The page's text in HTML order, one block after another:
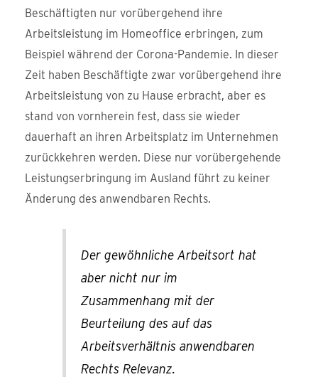
Beschäftigten nur vorübergehend ihre
Arbeitsleistung im Homeoffice erbringen, zum
Beispiel während der Corona-Pandemie. In dieser
Zeit haben Beschäftigte zwar vorübergehend ihre
Arbeitsleistung von zu Hause erbracht, aber es
stand von vornherein fest, dass sie wieder
dauerhaft an ihren Arbeitsplatz im Unternehmen
zurückkehren werden. Diese nur vorübergehende
Leistungserbringung im Ausland führt zu keiner
Änderung des anwendbaren Rechts.
Der gewöhnliche Arbeitsort hat
aber nicht nur im
Zusammenhang mit der
Beurteilung des auf das
Arbeitsverhältnis anwendbaren
Rechts Relevanz.